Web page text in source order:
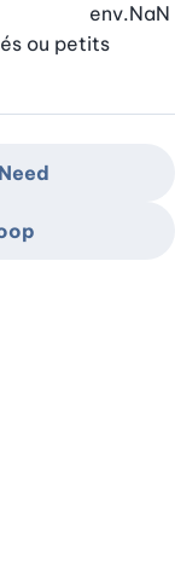
ou petits
env.NaN